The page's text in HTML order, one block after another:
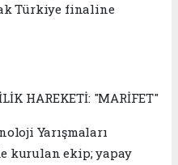
Türkiye finaline
HAREKETİ: "MARİFET"
Yarışmaları
kurulan ekip; yapay